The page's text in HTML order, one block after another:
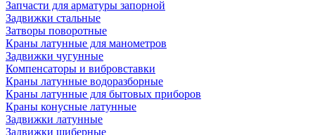
Запчасти для арматуры запорной
Задвижки стальные
Затворы поворотные
Краны латунные для манометров
Задвижки чугунные
Компенсаторы и вибровставки
Краны латунные водоразборные
Краны латунные для бытовых приборов
Краны конусные латунные
Задвижки латунные
Задвижки шиберные